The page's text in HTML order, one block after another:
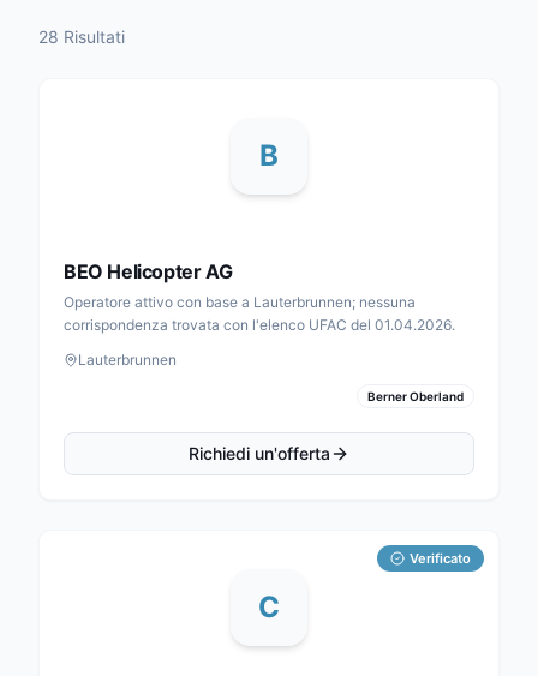
28 Risultati
B
BEO Helicopter AG
Operatore attivo con base a Lauterbrunnen; nessuna
corrispondenza trovata con l'elenco UFAC del 01.04.2026.
Lauterbrunnen
Berner Oberland
Richiedi un'offerta
C
Verificato